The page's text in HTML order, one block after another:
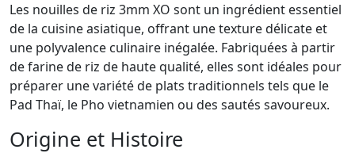
Les nouilles de riz 3mm XO sont un ingrédient essentiel
de la cuisine asiatique, offrant une texture délicate et
une polyvalence culinaire inégalée. Fabriquées à partir
de farine de riz de haute qualité, elles sont idéales pour
préparer une variété de plats traditionnels tels que le
Pad Thaï, le Pho vietnamien ou des sautés savoureux.
Origine et Histoire